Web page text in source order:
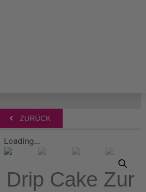
ZURÜCK
Loading...
Drip Cake Zur